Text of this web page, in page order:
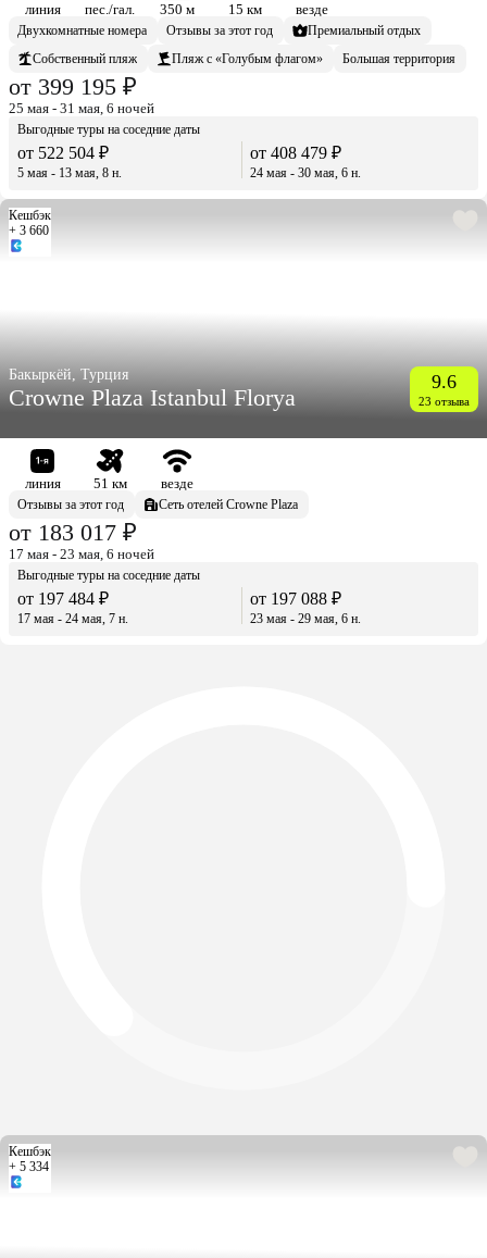
линия пес./гал. 350 м 15 км
везде
Двухкомнатные номера
Отзывы за этот год
Премиальный отдых
Собственный пляж
Пляж с «Голубым флагом» Большая территория
от 399 195 ₽
25 мая - 31 мая, 6 ночей
Выгодные туры на соседние даты
от 522 504 ₽
5 мая - 13 мая, 8 н.
от 408 479 ₽
24 мая - 30 мая, 6 н.
Кешбэк
+ 3 660
Бакыркёй, Турция
Crowne Plaza Istanbul Florya
9.6
23 отзыва
линия 51 км
везде
Отзывы за этот год
Сеть отелей Crowne Plaza
от 183 017 ₽
17 мая - 23 мая, 6 ночей
Выгодные туры на соседние даты
от 197 484 ₽
17 мая - 24 мая, 7 н.
от 197 088 ₽
23 мая - 29 мая, 6 н.
Кешбэк
+ 5 334